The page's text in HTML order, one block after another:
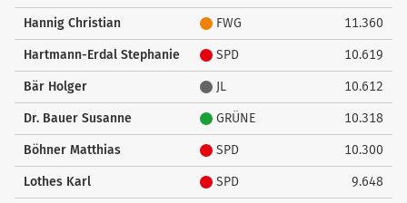
Hannig Christian FWG 11.360
Hartmann-Erdal Stephanie SPD 10.619
Bär Holger JL 10.612
Dr. Bauer Susanne GRÜNE 10.318
Böhner Matthias SPD 10.300
Lothes Karl SPD 9.648